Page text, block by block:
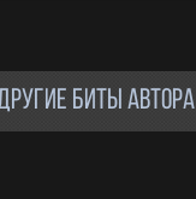
БИТЫ АВТОРА